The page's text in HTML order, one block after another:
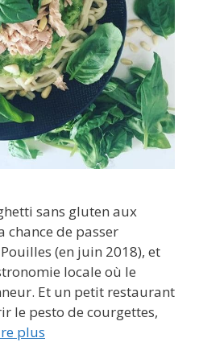
sans gluten aux
chance de passer
(en juin 2018), et
locale où le
Et un petit restaurant
le pesto de courgettes,
plus